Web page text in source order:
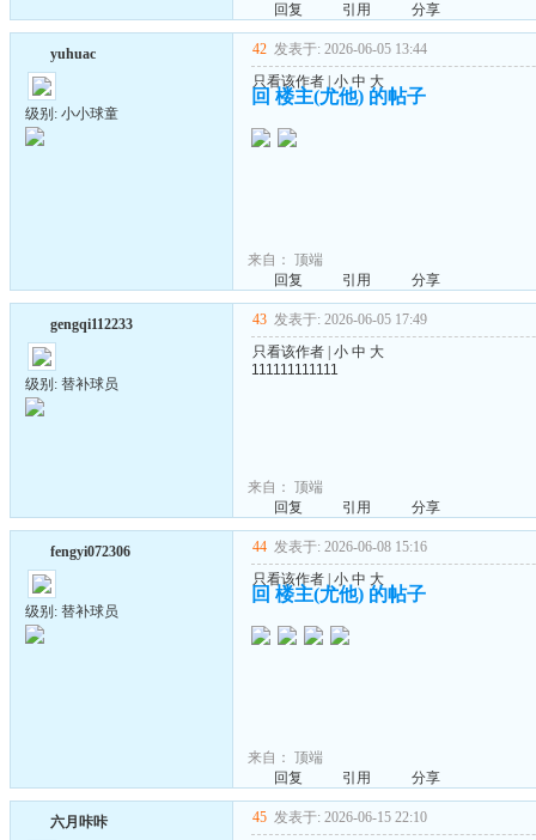
回复
引用 分享
yuhuac
级别: 小小球童
42 发表于: 2026-06-05 13:44
只看该作者 小 中 大
回 楼主(尤他) 的帖子
来自： 顶端
回复
引用 分享
gengqi112233
级别: 替补球员
43 发表于: 2026-06-05 17:49
只看该作者 小 中 大
111111111111
来自： 顶端
回复
引用 分享
fengyi072306
级别: 替补球员
44 发表于: 2026-06-08 15:16
只看该作者 小 中 大
回 楼主(尤他) 的帖子
来自： 顶端
回复
引用 分享
六月咔咔 45 发表于: 2026-06-15 22:10